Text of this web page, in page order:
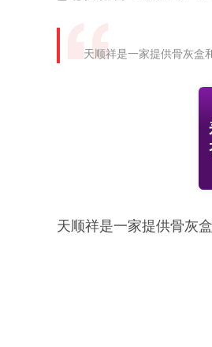
天顺祥是一家提供骨灰盒
天顺祥是一家提供骨灰